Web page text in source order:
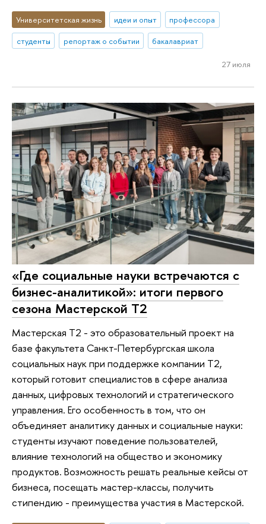
Университетская жизнь идеи и опыт
профессора
студенты
репортаж о событии бакалавриат
27 июля
«Где социальные науки встречаются с
бизнес-аналитикой»: итоги первого
сезона Мастерской Т2
Мастерская Т2 - это образовательный проект на
базе факультета Санкт-Петербургская школа
социальных наук при поддержке компании Т2,
который готовит специалистов в сфере анализа
данных, цифровых технологий и стратегического
управления. Его особенность в том, что он
объединяет аналитику данных и социальные науки:
студенты изучают поведение пользователей,
влияние технологий на общество и экономику
продуктов. Возможность решать реальные кейсы от
бизнеса, посещать мастер-классы, получить
стипендию - преимущества участия в Мастерской.